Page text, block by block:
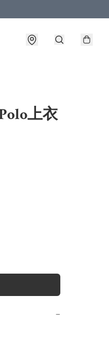
上衣
−